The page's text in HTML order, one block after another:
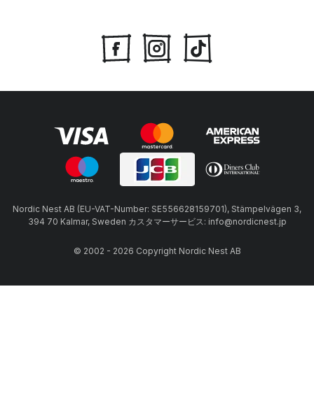
Nordic Nest AB (EU-VAT-Number: SE556628159701), Stämpelvägen 3,
394 70 Kalmar, Sweden カスタマーサービス: info@nordicnest.jp
© 2002 - 2026 Copyright Nordic Nest AB